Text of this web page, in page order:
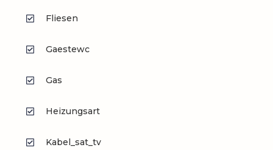
Fliesen
Gaestewc
Gas
Heizungsart
Kabel_sat_tv